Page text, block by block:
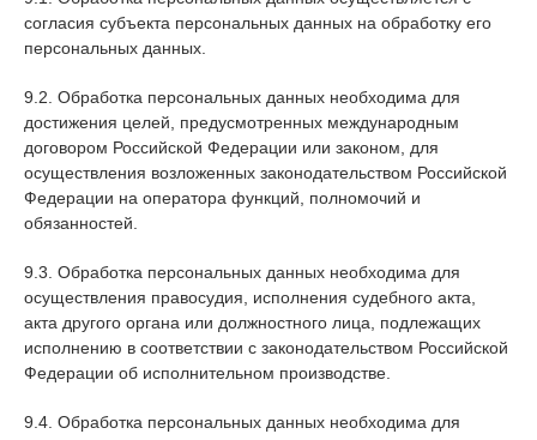
согласия субъекта персональных данных на обработку его
персональных данных.
9.2. Обработка персональных данных необходима для
достижения целей, предусмотренных международным
договором Российской Федерации или законом, для
осуществления возложенных законодательством Российской
Федерации на оператора функций, полномочий и
обязанностей.
9.3. Обработка персональных данных необходима для
осуществления правосудия, исполнения судебного акта,
акта другого органа или должностного лица, подлежащих
исполнению в соответствии с законодательством Российской
Федерации об исполнительном производстве.
9.4. Обработка персональных данных необходима для